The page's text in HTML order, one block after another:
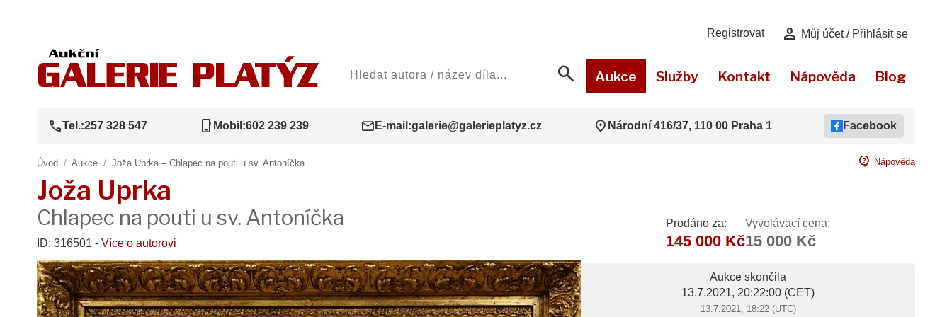
Registrovat person Můj účet / Přihlásit se
search Aukce Služby Kontakt Nápověda Blog
callTel.:257 328 547 phone_iphone Mobil:602 239 239 mail E-mail:galerie@galerieplatyz.cz location_on Národní 416/37, 110 00 Praha 1 Facebook
Úvod / Aukce / Joža Uprka – Chlapec na pouti u sv. Antoníčka contact_support Nápověda
Joža Uprka
Chlapec na pouti u sv. Antoníčka
ID: 316501 - Více o autorovi
Prodáno za:
145 000 Kč
Vyvolávací cena:
15 000 Kč
Aukce skončila
13.7.2021, 20:22:00 (CET)
13.7.2021, 18:22 (UTC)